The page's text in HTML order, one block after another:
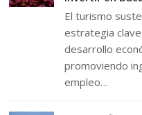
El turismo
estrategia
desarrollo
promoviendo
empleo…